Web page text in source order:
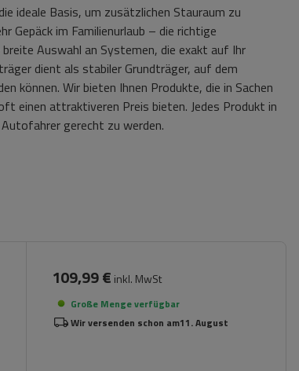
ideale Basis, um zusätzlichen Stauraum zu
Gepäck im Familienurlaub – die richtige
Auswahl an Systemen, die exakt auf Ihr
dient als stabiler Grundträger, auf dem
können. Wir bieten Ihnen Produkte, die in Sachen
einen attraktiveren Preis bieten. Jedes Produkt in
gerecht zu werden.
109,99 € inkl. MwSt
Große Menge verfügbar
Wir versenden schon am11. August